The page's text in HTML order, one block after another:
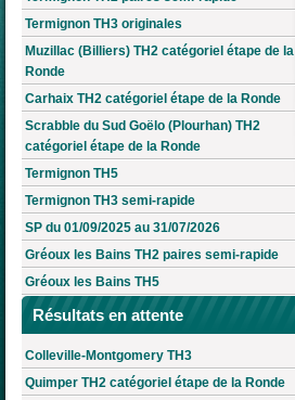
Termignon TH3 originales
Muzillac (Billiers) TH2 catégoriel étape de la
Ronde
Carhaix TH2 catégoriel étape de la Ronde
Scrabble du Sud Goëlo (Plourhan) TH2
catégoriel étape de la Ronde
Termignon TH5
Termignon TH3 semi-rapide
SP du 01/09/2025 au 31/07/2026
Gréoux les Bains TH2 paires semi-rapide
Gréoux les Bains TH5
Résultats en attente
Colleville-Montgomery TH3
Quimper TH2 catégoriel étape de la Ronde